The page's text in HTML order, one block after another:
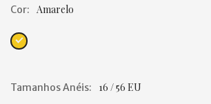
Cor Amarelo
Tamanhos Anéis 16 / 56 EU